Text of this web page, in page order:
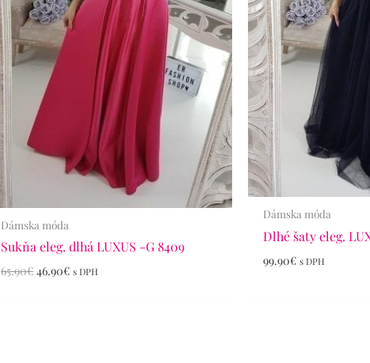
Dámska móda
Sukňa eleg. dlhá LUXUS -G 8409
65.90€ 46.90€ s DPH
Dámska móda
Dlhé šaty eleg.
99.90€ s DPH